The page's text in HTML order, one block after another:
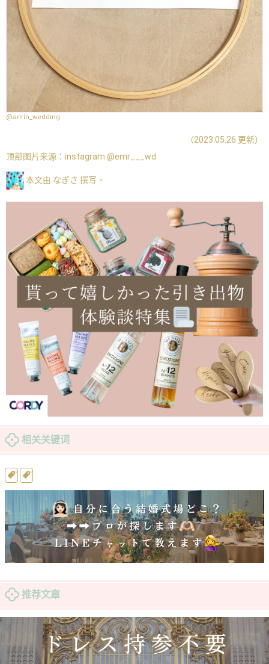
@aririn_wedding
（2023.05.26 更新）
顶部图片来源： instagram @emr___wd
本文由 なぎさ 撰写。
相关关键词
推荐文章